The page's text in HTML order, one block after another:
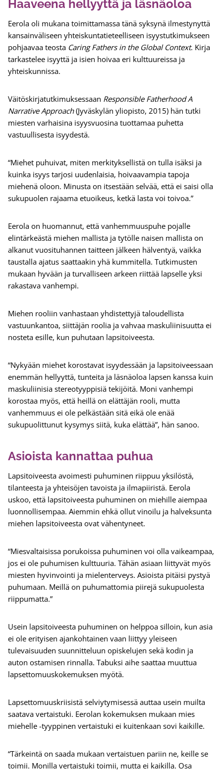
Haaveena hellyyttä ja läsnäoloa
Eerola oli mukana toimittamassa tänä syksynä ilmestynyttä
kansainväliseen yhteiskuntatieteelliseen isyystutkimukseen
pohjaavaa teosta Caring Fathers in the Global Context. Kirja
tarkastelee isyyttä ja isien hoivaa eri kulttuureissa ja
yhteiskunnissa.
Väitöskirjatutkimuksessaan Responsible Fatherhood A
Narrative Approach(Jyväskylän yliopisto, 2015) hän tutki
miesten varhaisina isyysvuosina tuottamaa puhetta
vastuullisesta isyydestä.
“Miehet puhuivat, miten merkityksellistä on tulla isäksi ja
kuinka isyys tarjosi uudenlaisia, hoivaavampia tapoja
miehenä oloon. Minusta on itsestään selvää, että ei saisi olla
sukupuolen rajaama etuoikeus, ketkä lasta voi toivoa.”
Eerola on huomannut, että vanhemmuuspuhe pojalle
elintärkeästä miehen mallista ja tytölle naisen mallista on
alkanut vuosituhannen taitteen jälkeen hälventyä, vaikka
taustalla ajatus saattaakin yhä kummitella. Tutkimusten
mukaan hyvään ja turvalliseen arkeen riittää lapselle yksi
rakastava vanhempi.
Miehen rooliin vanhastaan yhdistettyjä taloudellista
vastuunkantoa, siittäjän roolia ja vahvaa maskuliinisuutta ei
nosteta esille, kun puhutaan lapsitoiveesta.
“Nykyään miehet korostavat isyydessään ja lapsitoiveessaan
enemmän hellyyttä, tunteita ja läsnäoloa lapsen kanssa kuin
maskuliinisia stereotyyppisiä tekijöitä. Moni vanhempi
korostaa myös, että heillä on elättäjän rooli, mutta
vanhemmuus ei ole pelkästään sitä eikä ole enää
sukupuolittunut kysymys siitä, kuka elättää”, hän sanoo.
Asioista kannattaa puhua
Lapsitoiveesta avoimesti puhuminen riippuu yksilöstä,
tilanteesta ja yhteisöjen tavoista ja ilmapiiristä. Eerola
uskoo, että lapsitoiveesta puhuminen on miehille aiempaa
luonnollisempaa. Aiemmin ehkä ollut vinoilu ja halveksunta
miehen lapsitoiveesta ovat vähentyneet.
“Miesvaltaisissa porukoissa puhuminen voi olla vaikeampaa,
jos ei ole puhumisen kulttuuria. Tähän asiaan liittyvät myös
miesten hyvinvointi ja mielenterveys. Asioista pitäisi pystyä
puhumaan. Meillä on puhumattomia piirejä sukupuolesta
riippumatta.”
Usein lapsitoiveesta puhuminen on helppoa silloin, kun asia
ei ole erityisen ajankohtainen vaan liittyy yleiseen
tulevaisuuden suunnitteluun opiskelujen sekä kodin ja
auton ostamisen rinnalla. Tabuksi aihe saattaa muuttua
lapsettomuuskokemuksen myötä.
Lapsettomuuskriisistä selviytymisessä auttaa usein muilta
saatava vertaistuki. Eerolan kokemuksen mukaan mies
miehelle -tyyppinen vertaistuki ei kuitenkaan sovi kaikille.
“Tärkeintä on saada mukaan vertaistuen pariin ne, keille se
toimii. Monilla vertaistuki toimii, mutta ei kaikilla. Osa